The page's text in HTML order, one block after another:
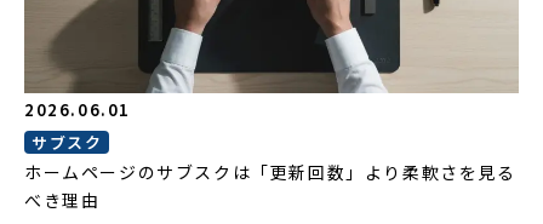
2026.06.01
サブスク
ホームページのサブスクは「更新回数」より柔軟さを見る
べき理由